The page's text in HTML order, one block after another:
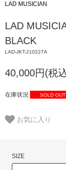
LAD MUSICIAN
LAD
BLACK
LAD-JKT-210227A
40,000円(税
在庫状況 SOLD OUT
お気に入り
SIZE